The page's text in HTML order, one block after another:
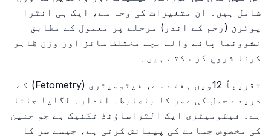
شامل ہیں۔ ان متغیرات کی وجہ سے، ایک ہی انٹرا
یوٹرن (رحم کے اندر) مرحلے پر معمول کے مطابق
نشوونما پانے والے بچے مختلف سائز اور وزن ظاہر
کرنا شروع کر سکتے ہیں۔
تقریباً 12ویں ہفتے سے، فیٹومیٹری (Fetometry) کے
ذریعے حمل کی عمر کا باضابطہ اندازہ لگایا جاتا
ہے۔ فیٹومیٹری ایک الٹراساؤنڈ تکنیک ہے جو جنین
کی مخصوص جسامت کی پیمائش کرتی ہے، جیسے سر کا